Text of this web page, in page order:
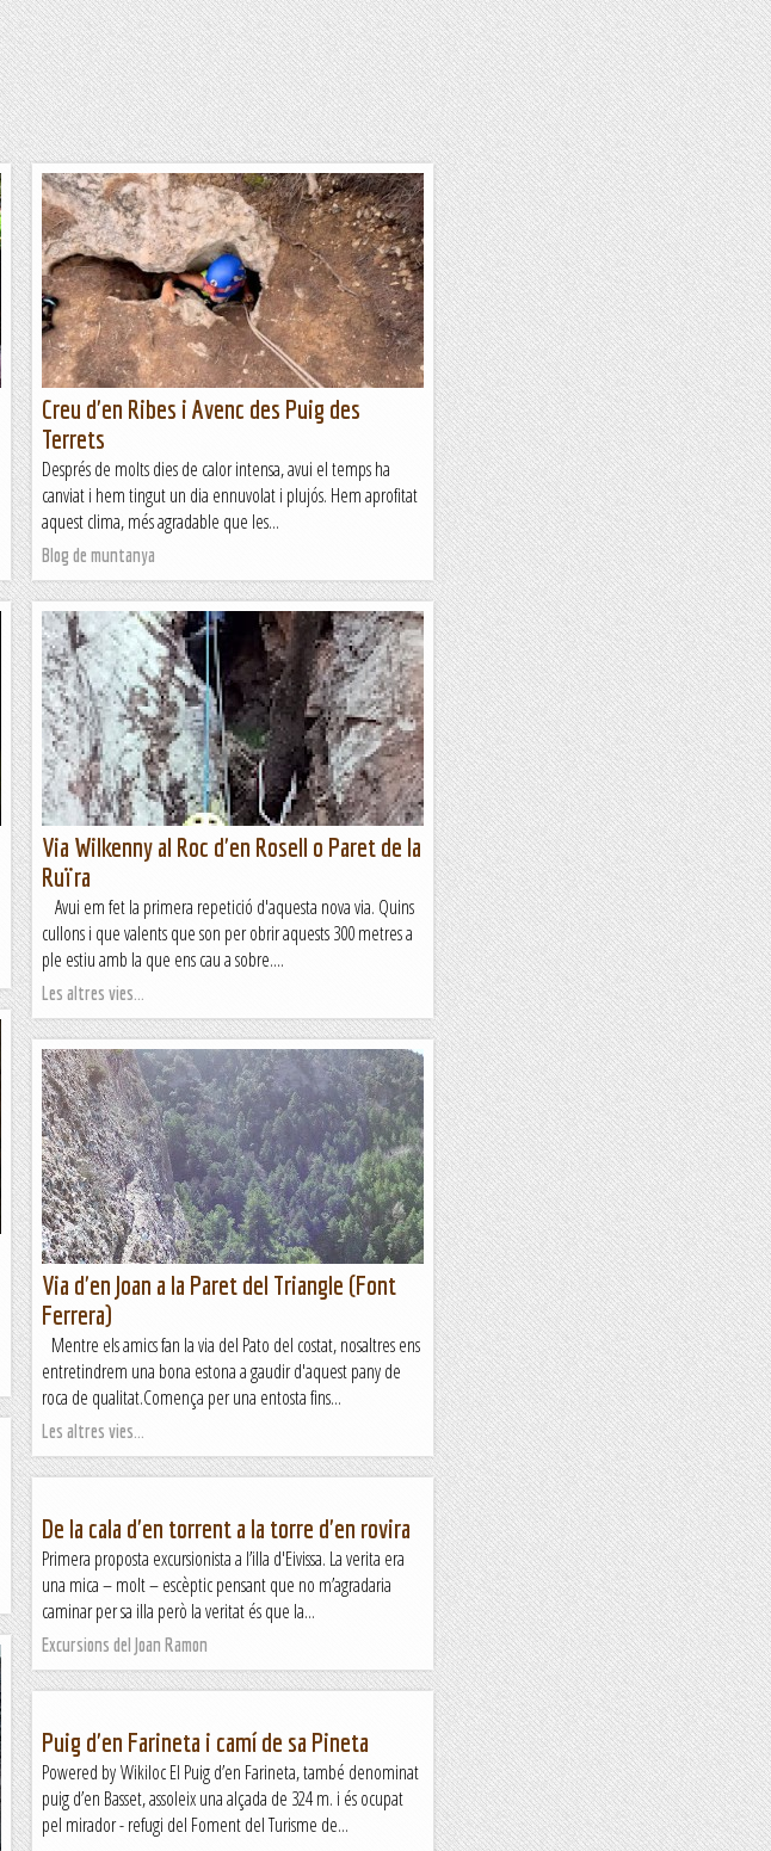
Creu d'en Ribes i Avenc des Puig des
Terrets
Després de molts dies de calor intensa, avui el temps ha
canviat i hem tingut un dia ennuvolat i plujós. Hem aprofitat
aquest clima, més agradable que les...
Blog de muntanya
Via Wilkenny al Roc d'en Rosell o Paret de la
Ruïra
Avui em fet la primera repetició d'aquesta nova via. Quins
cullons i que valents que son per obrir aquests 300 metres a
ple estiu amb la que ens cau a sobre....
Les altres vies...
Via d'en Joan a la Paret del Triangle (Font
Ferrera)
Mentre els amics fan la via del Pato del costat, nosaltres ens
entretindrem una bona estona a gaudir d'aquest pany de
roca de qualitat.Comença per una entosta fins...
Les altres vies...
De la cala d'en torrent a la torre d'en rovira
Primera proposta excursionista a l’illa d'Eivissa. La verita era
una mica – molt – escèptic pensant que no m’agradaria
caminar per sa illa però la veritat és que la...
Excursions del Joan Ramon
Puig d'en Farineta i camí de sa Pineta
Powered by Wikiloc El Puig d’en Farineta, també denominat
puig d’en Basset, assoleix una alçada de 324 m. i és ocupat
pel mirador - refugi del Foment del Turisme de...